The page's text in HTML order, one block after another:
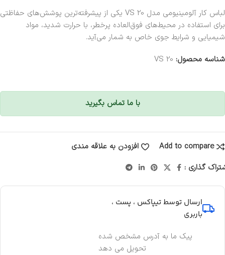
لباس کار آلومینیومی مدل VS 20 یکی از پیشرفته‌ترین پوشش‌های حفاظتی
برای استفاده در محیط‌های فوق‌العاده پرخطر، با حرارت شدید، مواد
شیمیایی و شرایط جوی خاص به شمار می‌آید.
شناسه محصول: VS 20
با ما تماس بگیرید
Add to compare
افزودن به علاقه مندی
گذاری :
ارسال توسط تیپاکس ، پست ،
باربری
پیک ما به آدرس مشخص شده
تحویل می دهد